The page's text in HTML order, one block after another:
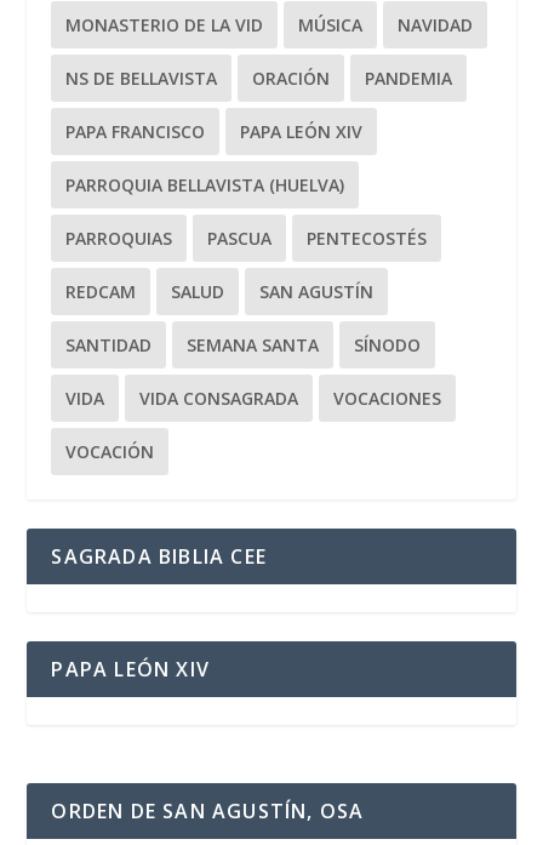
MONASTERIO DE LA VID MÚSICA NAVIDAD
NS DE BELLAVISTA ORACIÓN PANDEMIA
PAPA FRANCISCO PAPA LEÓN XIV
PARROQUIA BELLAVISTA (HUELVA)
PARROQUIAS PASCUA PENTECOSTÉS
REDCAM SALUD SAN AGUSTÍN
SANTIDAD SEMANA SANTA SÍNODO
VIDA VIDA CONSAGRADA VOCACIONES
VOCACIÓN
SAGRADA BIBLIA CEE
PAPA LEÓN XIV
ORDEN DE SAN AGUSTÍN, OSA